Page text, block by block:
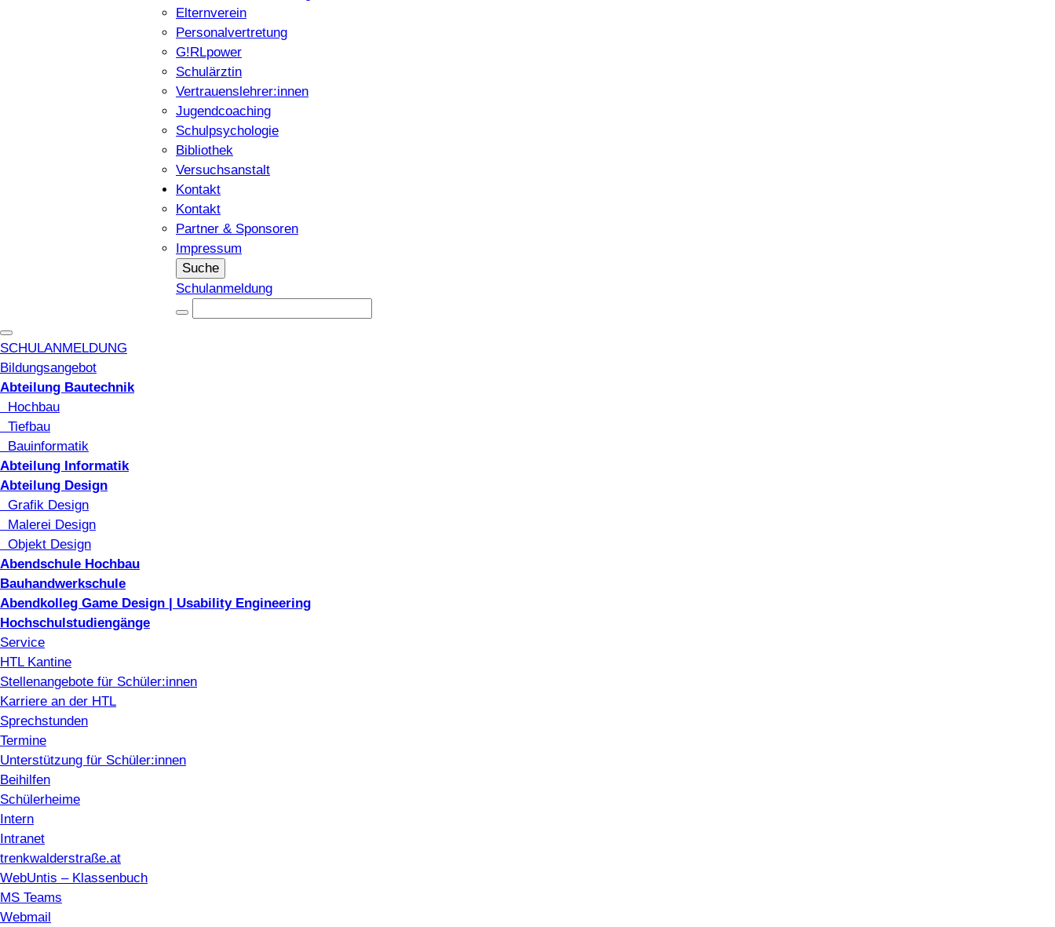
Elternverein
Personalvertretung
G!RLpower
Schulärztin
Vertrauenslehrer:innen
Jugendcoaching
Schulpsychologie
Bibliothek
Versuchsanstalt
Kontakt
Kontakt
Partner & Sponsoren
Impressum
Suche
Schulanmeldung
SCHULANMELDUNG
Bildungsangebot
Abteilung Bautechnik
Hochbau
Tiefbau
Bauinformatik
Abteilung Informatik
Abteilung Design
Grafik Design
Malerei Design
Objekt Design
Abendschule Hochbau
Bauhandwerkschule
Abendkolleg Game Design | Usability Engineering
Hochschulstudiengänge
Service
HTL Kantine
Stellenangebote für Schüler:innen
Karriere an der HTL
Sprechstunden
Termine
Unterstützung für Schüler:innen
Beihilfen
Schülerheime
Intern
Intranet
trenkwalderstraße.at
WebUntis – Klassenbuch
MS Teams
Webmail